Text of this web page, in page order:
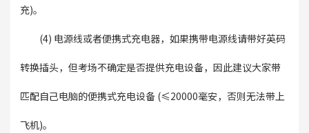
充)。
(4) 电源线或者便携式充电器，如果携带电源线请带好英码
转换插头，但考场不确定是否提供充电设备，因此建议大家带
匹配自己电脑的便携式充电设备 (≤20000毫安，否则无法带上
飞机)。